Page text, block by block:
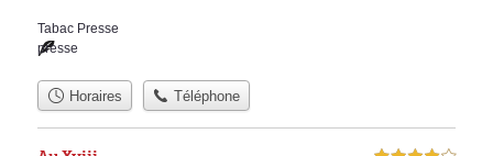
Tabac Presse
presse
Horaires Téléphone